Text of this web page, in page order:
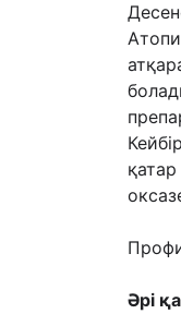
қатар
Әрі